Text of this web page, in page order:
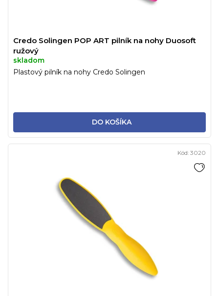
Credo Solingen POP ART pilník na nohy Duosoft
ružový
skladom
DO KOŠÍKA
Plastový pilník na nohy Credo Solingen
Kód: 3020